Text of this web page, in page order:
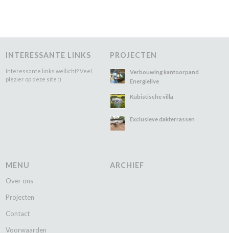
INTERESSANTE LINKS
Interessante links wellicht? Veel
plezier op deze site :)
PROJECTEN
Verbouwing kantoorpand
Energielive
Kubistische villa
Exclusieve dakterrassen
MENU
Over ons
Projecten
Contact
Voorwaarden
ARCHIEF